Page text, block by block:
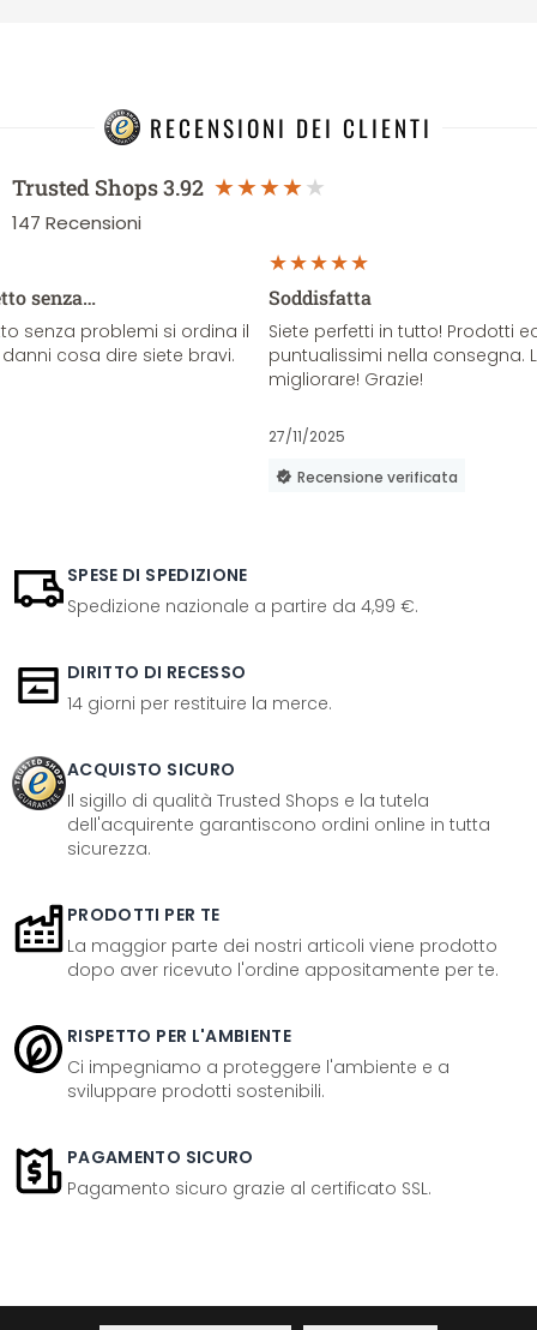
RECENSIONI DEI CLIENTI
Trusted Shops3.92
147 Recensioni
senza…
senza problemi si ordina il
cosa dire siete bravi.
Soddisfatta
Siete perfetti in tutto! Prodotti
puntualissimi nella consegna.
migliorare! Grazie!
27/11/2025
Recensione verificata
SPESE DI SPEDIZIONE
Spedizione nazionale a partire da 4,99 €.
DIRITTO DI RECESSO
14 giorni per restituire la merce.
ACQUISTO SICURO
Il sigillo di qualità Trusted Shops e la tutela
dell'acquirente garantiscono ordini online in tutta
sicurezza.
PRODOTTI PER TE
La maggior parte dei nostri articoli viene prodotto
dopo aver ricevuto l'ordine appositamente per te.
RISPETTO PER L'AMBIENTE
Ci impegniamo a proteggere l'ambiente e a
sviluppare prodotti sostenibili.
PAGAMENTO SICURO
Pagamento sicuro grazie al certificato SSL.